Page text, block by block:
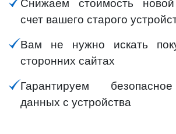
Снижаем стоимость
счет вашего старого
Вам не нужно искать
сторонних сайтах
Гарантируем
данных с устройства